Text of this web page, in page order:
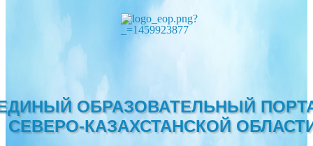
ОБРАЗОВАТЕЛЬНЫЙ
СЕВЕРО-КАЗАХСТАНСКОЙ